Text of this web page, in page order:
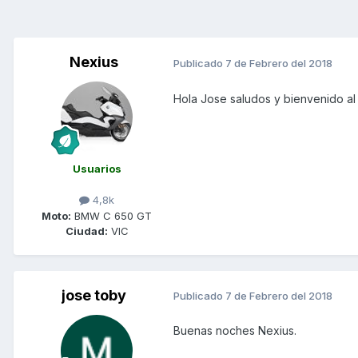
Nexius
Usuarios
4,8k
Moto: BMW C 650 GT
Ciudad: VIC
Publicado 7 de Febrero del 2018
Hola Jose saludos y bienvenido al
jose toby Publicado 7 de Febrero del 2018
Buenas noches Nexius.